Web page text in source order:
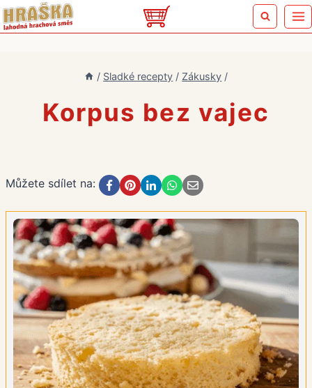
Přeskočit
na
/ Sladké recepty / Zákusky /
Korpus bez vajec
Můžete sdílet na: